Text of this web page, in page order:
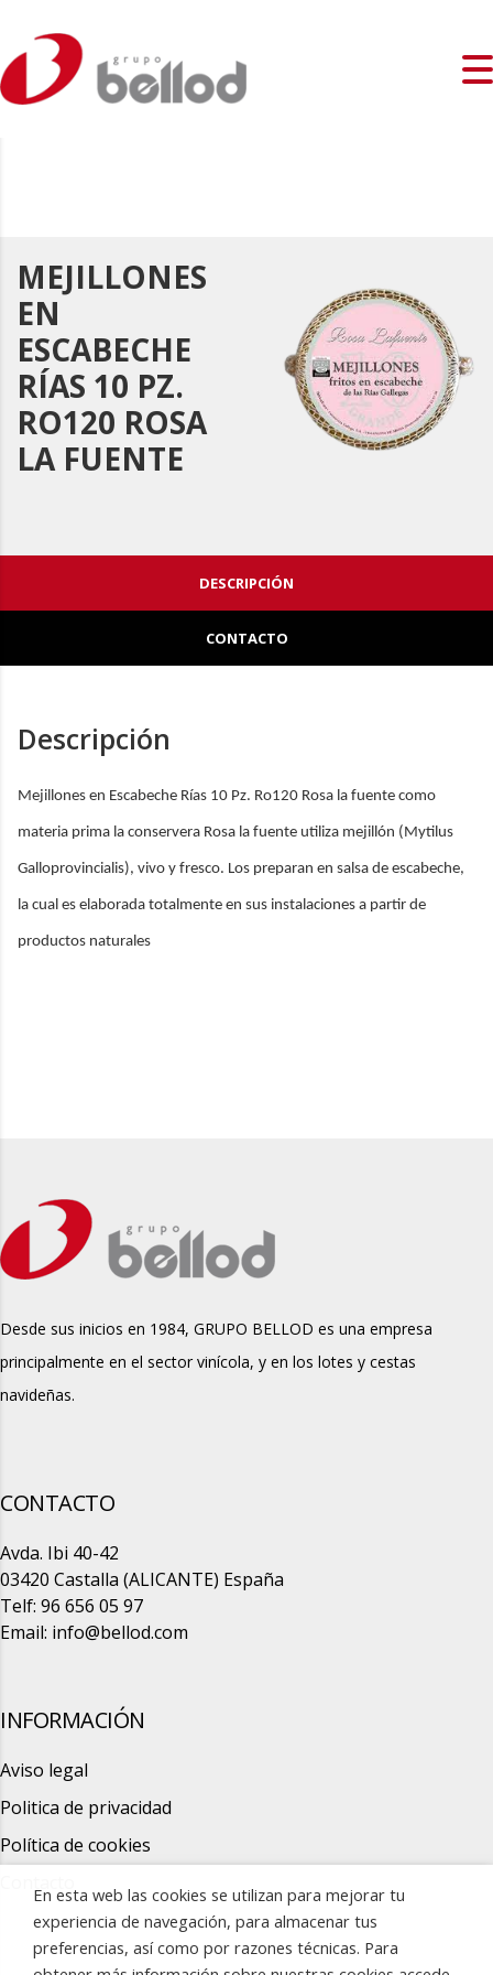
MEJILLONES
EN
ESCABECHE
RÍAS 10 PZ.
RO120 ROSA
LA FUENTE
DESCRIPCIÓN
CONTACTO
Descripción
Mejillones en Escabeche Rías 10 Pz. Ro120 Rosa la fuente como
materia prima la conservera Rosa la fuente utiliza mejillón (Mytilus
Galloprovincialis), vivo y fresco. Los preparan en salsa de escabeche,
la cual es elaborada totalmente en sus instalaciones a partir de
productos naturales
Desde sus inicios en 1984, GRUPO BELLOD es una empresa
principalmente en el sector vinícola, y en los lotes y cestas
navideñas.
CONTACTO
Avda. Ibi 40-42
03420 Castalla (ALICANTE) España
Telf: 96 656 05 97
Email: info@bellod.com
INFORMACIÓN
Aviso legal
Politica de privacidad
Política de cookies
En esta web las cookies se utilizan para mejorar tu
experiencia de navegación, para almacenar tus
preferencias, así como por razones técnicas. Para